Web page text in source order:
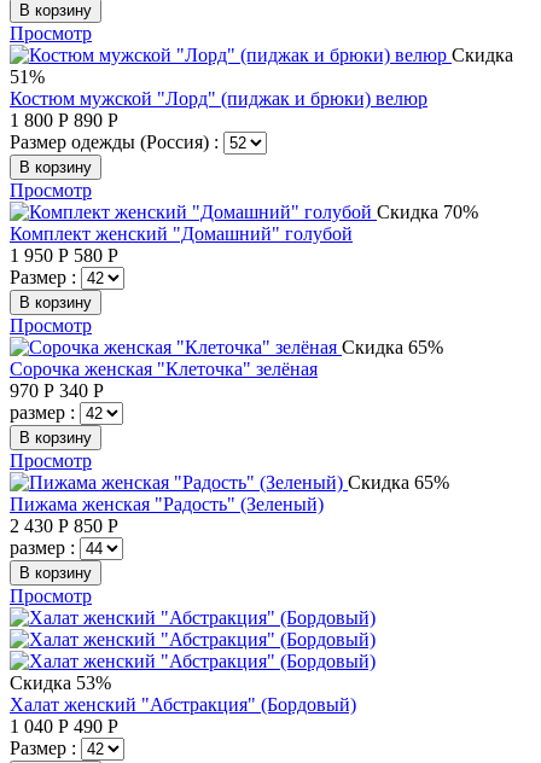
В корзину
Просмотр
Скидка
51%
Костюм мужской "Лорд" (пиджак и брюки) велюр
1 800 Р 890 Р
Размер одежды (Россия) :
В корзину
Просмотр
Скидка 70%
Комплект женский "Домашний" голубой
1 950 Р 580 Р
Размер :
В корзину
Просмотр
Скидка 65%
Сорочка женская "Клеточка" зелёная
970 Р 340 Р
размер :
В корзину
Просмотр
Скидка 65%
Пижама женская "Радость" (Зеленый)
2 430 Р 850 Р
размер :
В корзину
Просмотр
Скидка 53%
Халат женский "Абстракция" (Бордовый)
1 040 Р 490 Р
Размер :